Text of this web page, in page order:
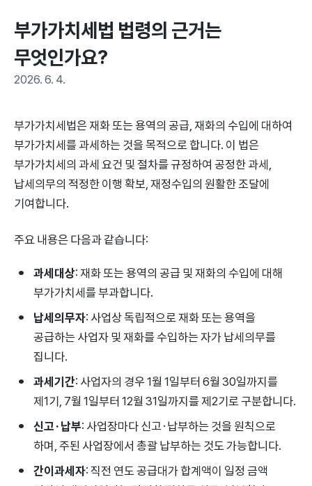
부가가치세법 법령의 근거는
무엇인가요?
2026. 6. 4.
부가가치세법은 재화 또는 용역의 공급, 재화의 수입에 대하여
부가가치세를 과세하는 것을 목적으로 합니다. 이 법은
부가가치세의 과세 요건 및 절차를 규정하여 공정한 과세,
납세의무의 적정한 이행 확보, 재정수입의 원활한 조달에
기여합니다.
주요 내용은 다음과 같습니다:
과세대상: 재화 또는 용역의 공급 및 재화의 수입에 대해
부가가치세를 부과합니다.
납세의무자: 사업상 독립적으로 재화 또는 용역을
공급하는 사업자 및 재화를 수입하는 자가 납세의무를
집니다.
과세기간: 사업자의 경우 1월 1일부터 6월 30일까지를
제1기, 7월 1일부터 12월 31일까지를 제2기로 구분합니다.
신고·납부: 사업장마다 신고·납부하는 것을 원칙으로
하며, 주된 사업장에서 총괄 납부하는 것도 가능합니다.
간이과세자: 직전 연도 공급대가 합계액이 일정 금액